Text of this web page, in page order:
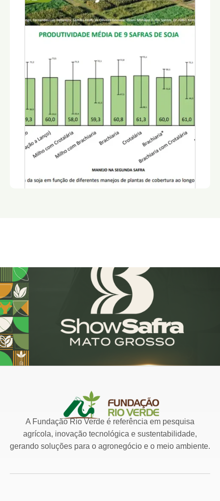
A Fundação Rio Verde é referência em pesquisa
agrícola, inovação tecnológica e sustentabilidade,
gerando soluções para o agronegócio e o meio ambiente.